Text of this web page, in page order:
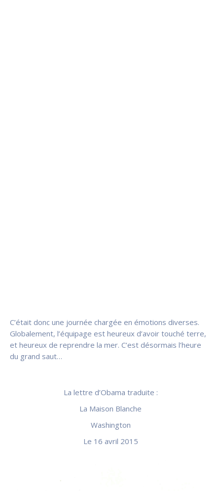
C’était donc une journée chargée en émotions diverses.
Globalement, l’équipage est heureux d’avoir touché terre,
et heureux de reprendre la mer. C’est désormais l’heure
du grand saut…
La lettre d’Obama traduite :
La Maison Blanche
Washington
Le 16 avril 2015